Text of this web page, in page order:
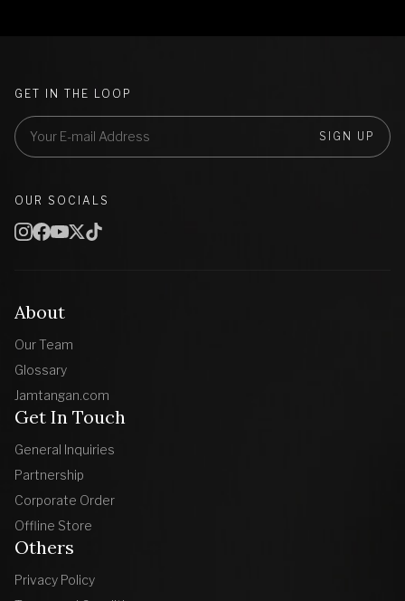
About
Our Team
Glossary
Jamtangan.com
Get In Touch
General Inquiries
Partnership
Corporate Order
Offline Store
Others
Privacy Policy
GET IN THE LOOP
SIGN UP
OUR SOCIALS